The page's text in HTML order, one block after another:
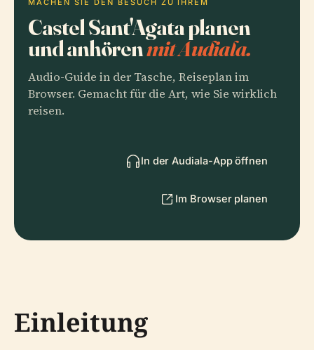
MACHEN SIE DEN BESUCH ZU IHREM
Castel Sant'Agata planen
und anhörenmit Audiala.
Audio-Guide in der Tasche, Reiseplan im
Browser. Gemacht für die Art, wie Sie wirklich
reisen.
In der Audiala-App öffnen
Im Browser planen
Einleitung